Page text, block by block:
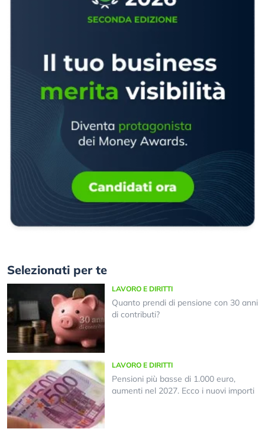
Selezionati per te
LAVORO E DIRITTI
Quanto prendi di pensione con 30 anni
di contributi?
LAVORO E DIRITTI
Pensioni più basse di 1.000 euro,
aumenti nel 2027. Ecco i nuovi importi